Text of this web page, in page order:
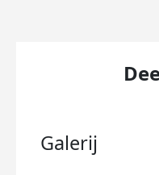
Galerij